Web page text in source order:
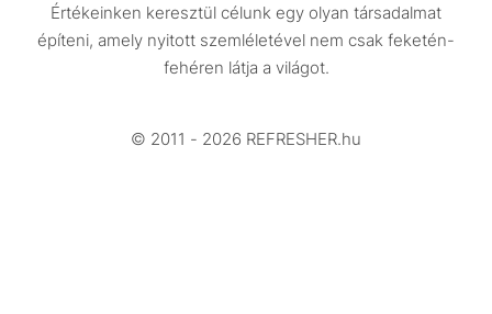
Design
Beszélgetések
Videó
Értékeinken keresztül célunk egy olyan társadalmat
építeni, amely nyitott szemléletével nem csak feketén-
fehéren látja a világot.
© 2011 - 2026 REFRESHER.hu